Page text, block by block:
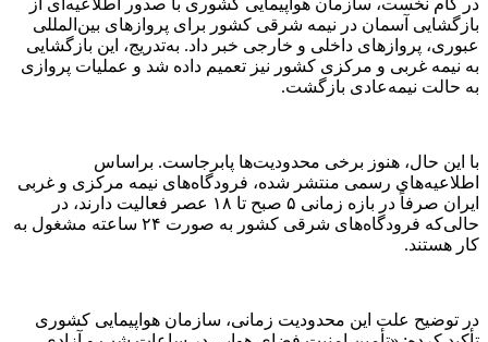
بازگشایی آسمان در نیمه شرقی کشور برای پرواز‌های بین‌المللی
عبوری، پرواز‌های داخلی و خارجی خبر داد. به‌تدریج، این بازگشایی
به نیمه غربی و مرکزی کشور نیز تعمیم داده شد و عملیات پروازی
به حالت نیمه‌عادی بازگشت.
با این حال، هنوز برخی محدودیت‌ها پابرجاست. براساس
اطلاعیه‌های رسمی منتشر شده، فرودگاه‌های نیمه مرکزی و غربی
ایران صرفاً در بازه زمانی ۵ صبح تا ۱۸ عصر فعالیت دارند، در
حالی‌که فرودگاه‌های شرقی کشور به صورت ۲۴ ساعته مشغول به
کار هستند.
در توضیح علت این محدودیت زمانی، سازمان هواپیمایی کشوری